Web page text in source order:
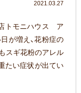
2021.03.27
トモニハウス ア
が増え、花粉症の
スギ花粉のアレル
たい症状が出てい